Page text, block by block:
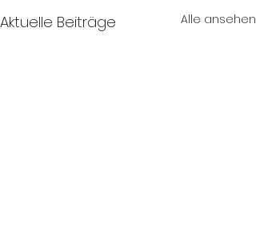
Aktuelle Beiträge Alle ansehen